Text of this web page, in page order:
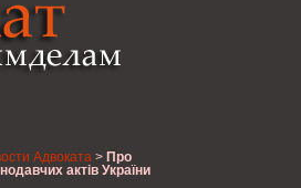
Адвоката > Про
актів України